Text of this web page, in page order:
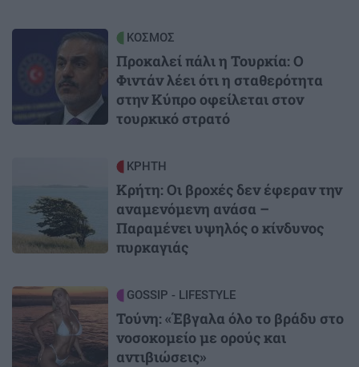
ΚΟΣΜΟΣ
Προκαλεί πάλι η Τουρκία: Ο
Φιντάν λέει ότι η σταθερότητα
στην Κύπρο οφείλεται στον
τουρκικό στρατό
ΚΡΗΤΗ
Κρήτη: Οι βροχές δεν έφεραν την
αναμενόμενη ανάσα –
Παραμένει υψηλός ο κίνδυνος
πυρκαγιάς
Image GOSSIP - LIFESTYLE
Τούνη: «Έβγαλα όλο το βράδυ στο
νοσοκομείο με ορούς και
αντιβιώσεις»